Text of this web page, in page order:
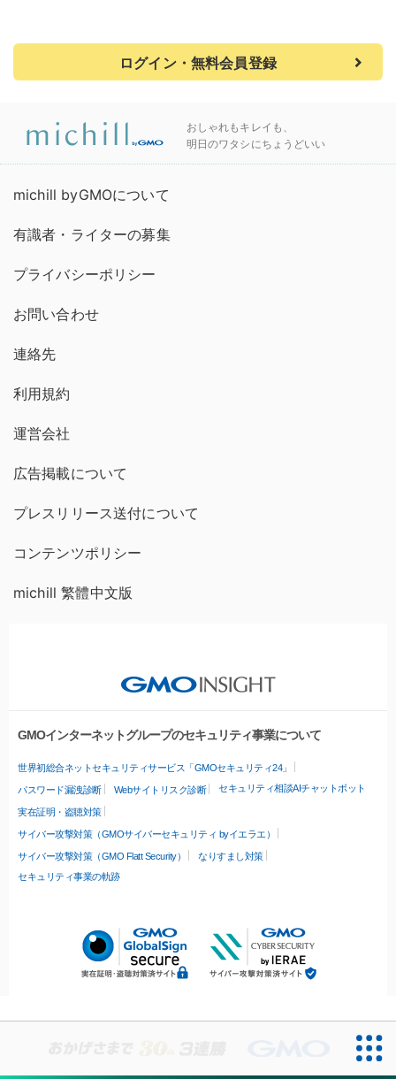
ログイン・無料会員登録
おしゃれもキレイも、
明日のワタシにちょうどいい
michill byGMOについて
有識者・ライターの募集
プライバシーポリシー
お問い合わせ
連絡先
利用規約
運営会社
広告掲載について
プレスリリース送付について
コンテンツポリシー
michill 繁體中文版
GMOインターネットグループのセキュリティ事業について
世界初総合ネットセキュリティサービス「GMOセキュリティ24」
パスワード漏洩診断 Webサイトリスク診断 セキュリティ相談AIチャットボット
実在証明・盗聴対策
サイバー攻撃対策（GMOサイバーセキュリティ byイエラエ）
サイバー攻撃対策（GMO Flatt Security）
なりすまし対策
セキュリティ事業の軌跡